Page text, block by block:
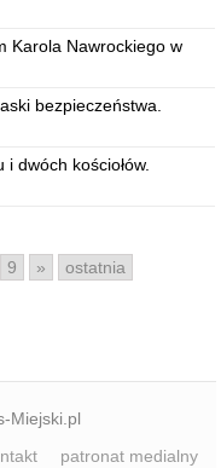
Karola Nawrockiego w
bezpieczeństwa.
dwóch kościołów.
9 » ostatnia
Miejski.pl
patronat medialny